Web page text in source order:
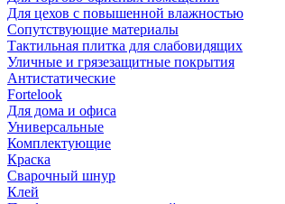
Для цехов с повышенной влажностью
Сопутствующие материалы
Тактильная плитка для слабовидящих
Уличные и грязезащитные покрытия
Антистатические
Fortelook
Для дома и офиса
Универсальные
Комплектующие
Краска
Сварочный шнур
Клей